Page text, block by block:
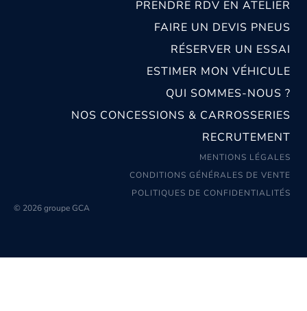
PRENDRE RDV EN ATELIER
FAIRE UN DEVIS PNEUS
RÉSERVER UN ESSAI
ESTIMER MON VÉHICULE
QUI SOMMES-NOUS ?
NOS CONCESSIONS & CARROSSERIES
RECRUTEMENT
MENTIONS LÉGALES
CONDITIONS GÉNÉRALES DE VENTE
POLITIQUES DE CONFIDENTIALITÉS
© 2026 groupe GCA